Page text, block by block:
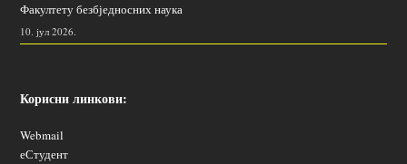
Факултету безбједносних наука
10. јул 2026.
Корисни линкови:
Webmail
еСтудент